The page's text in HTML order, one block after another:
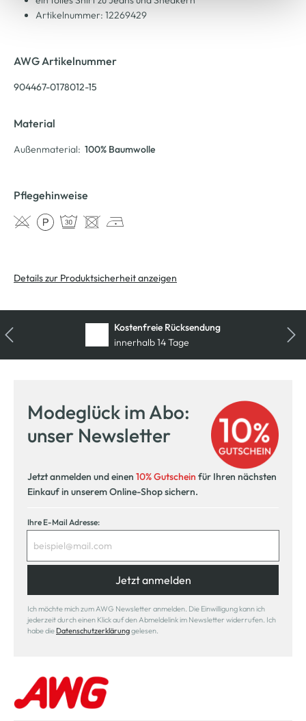
Artikelnummer: 12269429
AWG Artikelnummer
904467-0178012-15
Material
Außenmaterial: 100% Baumwolle
Pflegehinweise
Details zur Produktsicherheit anzeigen
Kostenfreie Rücksendung
innerhalb 14 Tage
Modeglück im Abo:
unser Newsletter
Jetzt anmelden und einen 10% Gutschein für Ihren nächsten
Einkauf in unserem Online-Shop sichern.
Ihre E-Mail Adresse:
Jetzt anmelden
Ich möchte mich zum AWG Newsletter anmelden. Die Einwilligung kann ich
jederzeit durch einen Klick auf den Abmeldelink im Newsletter widerrufen. Ich
habe die Datenschutzerklärunggelesen.